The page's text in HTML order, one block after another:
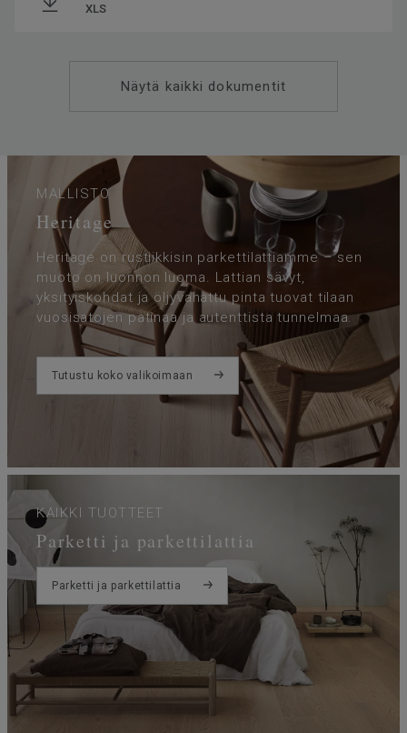
XLS
Näytä kaikki dokumentit
MALLISTO
Heritage
Heritage on rustiikkisin parkettilattiamme – sen
muoto on luonnon luoma. Lattian sävyt,
yksityiskohdat ja öljyvahattu pinta tuovat tilaan
vuosisatojen patinaa ja autenttista tunnelmaa.
Tutustu koko valikoimaan
KAIKKI TUOTTEET
Parketti ja parkettilattia
Parketti ja parkettilattia